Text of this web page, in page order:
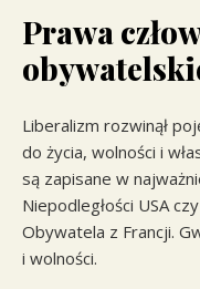
Prawa
Liberalizm rozwinął
do życia, wolności i
są zapisane w
Niepodległości USA
Obywatela z Francji.
i wolności.